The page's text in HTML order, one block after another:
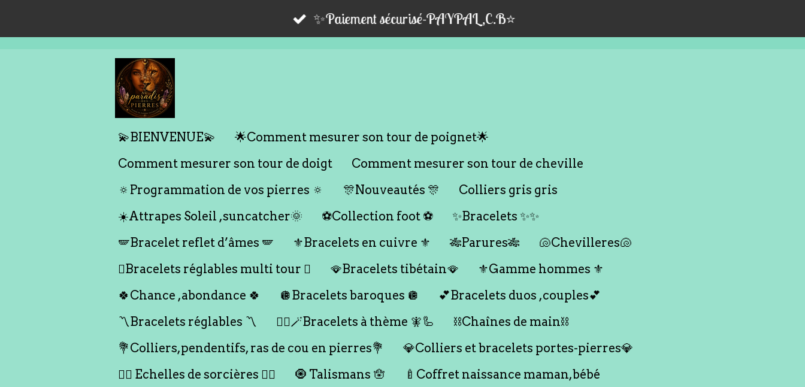
au
✨Paiement sécurisé-PAYPAL,C.B⭐️
💫BIENVENUE💫
🌟Comment mesurer son tour de poignet🌟
Comment mesurer son tour de doigt
Comment mesurer son tour de cheville
🔅Programmation de vos pierres 🔅
🎊Nouveautés 🎊
Colliers gris gris
☀️Attrapes Soleil ,suncatcher🌞
⚽️Collection foot ⚽️
✨Bracelets ✨✨
🪽Bracelet reflet d’âmes 🪽
⚜️Bracelets en cuivre ⚜️ 🎋Parures🎋
🐚Chevilleres🐚
🪎Bracelets réglables multi tour 🪎
🪭Bracelets tibétain🪭
⚜️Gamme hommes ⚜️
🍀Chance ,abondance 🍀
🪩Bracelets baroques 🪩
💕Bracelets duos ,couples💕
〽️Bracelets réglables 〽️
🧞‍♂️🪄Bracelets à thème 🧚🦾
⛓️Chaînes de main⛓️
💐Colliers,pendentifs, ras de cou en pierres💐
💎Colliers et bracelets portes-pierres💎
🧙‍♀️ Echelles de sorcières 🧙‍♀️
🧿 Talismans 🪬
🍼Coffret naissance maman,bébé